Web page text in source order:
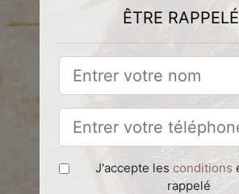
ÊTRE RAPPELÉ
J'accepte les conditions
rappelé